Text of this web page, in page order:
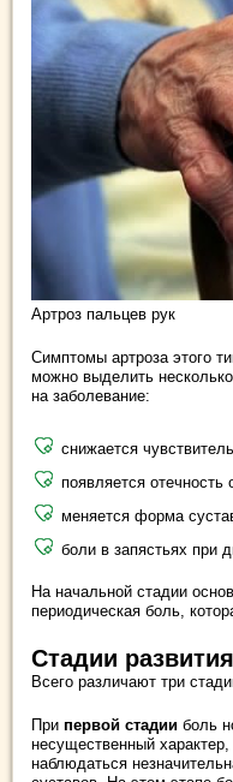
Артроз пальцев рук
Симптомы артроза этого
можно выделить
на заболевание:
снижается
появляется отечность
меняется форма
боли в запястьях при
На начальной стадии
периодическая боль,
Стадии
Всего различают три
При первой стадии боль
несущественный
наблюдаться